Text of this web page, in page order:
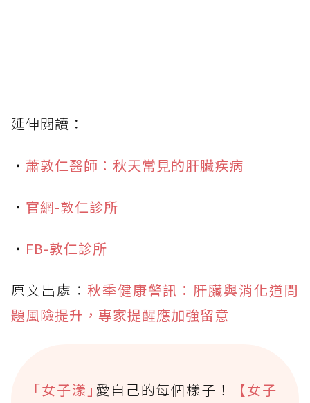
延伸閱讀：
・ 蕭敦仁醫師：秋天常見的肝臟疾病
・ 官網-敦仁診所
・ FB-敦仁診所
原文出處： 秋季健康警訊：肝臟與消化道問
題風險提升，專家提醒應加強留意
｢女子漾｣ 愛自己的每個樣子！
【女子